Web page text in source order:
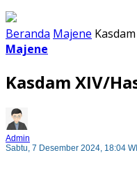
Beranda Majene
Majene
Kasdam XIV/
Admin
Sabtu, 7 Desember 2024, 18:04